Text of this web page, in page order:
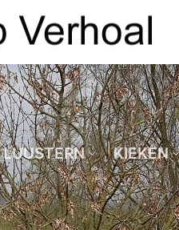
LUUSTERN KIEKEN
Zoeken naar: